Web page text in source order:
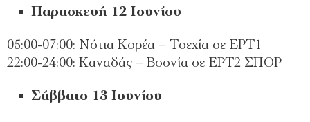
Παρασκευή 12 Ιουνίου
05:00-07:00: Νότια Κορέα – Τσεχία σε ΕΡΤ1
22:00-24:00: Καναδάς – Βοσνία σε ΕΡΤ2 ΣΠΟΡ
Σάββατο 13 Ιουνίου